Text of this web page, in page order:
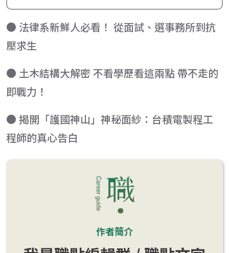
● 法律系新鮮人必看！ 從面試、選事務所到抗
壓求生
● 土木結構大解密 不看學歷看這兩點 帶不走的
即戰力！
● 揭開「護國神山」神秘面紗：台積電製程工
程師的真心告白
作者簡介